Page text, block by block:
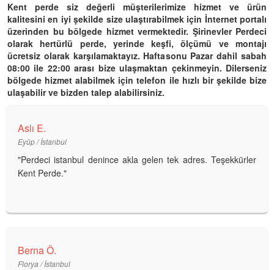
Kent perde siz değerli müşterilerimize hizmet ve ürün
kalitesini en iyi şekilde size ulaştırabilmek için İnternet portalı
üzerinden bu bölgede hizmet vermektedir. Şirinevler Perdeci
olarak hertürlü perde, yerinde keşfi, ölçümü ve montajı
ücretsiz olarak karşılamaktayız. Haftasonu Pazar dahil sabah
08:00 ile 22:00 arası bize ulaşmaktan çekinmeyin. Dilerseniz
bölgede hizmet alabilmek için telefon ile hızlı bir şekilde bize
ulaşabilir ve bizden talep alabilirsiniz.
Aslı E.
Eyüp / İstanbul
"Perdeci istanbul denince akla gelen tek adres. Teşekkürler
Kent Perde."
Berna Ö.
Florya / İstanbul